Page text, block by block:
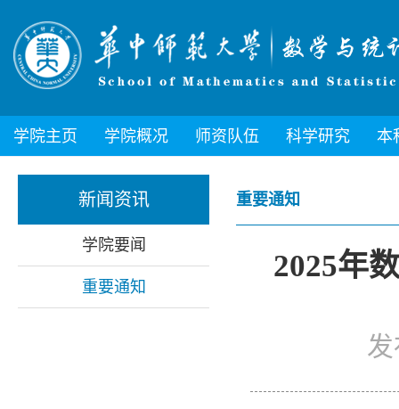
学院主页 学院概况 师资队伍 科学研究 本
新闻资讯
学院要闻
重要通知
重要通知
2025年